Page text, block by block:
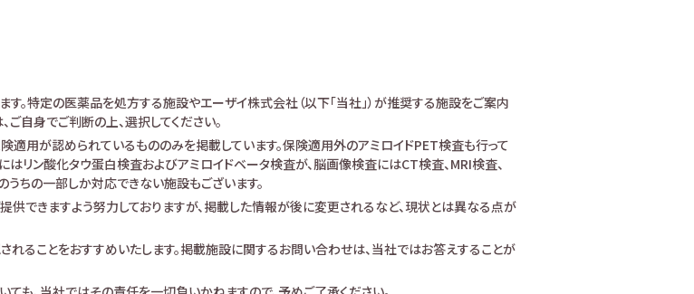
す。特定の医薬品を処方する施設やエーザイ株式会社（以下「当社」）が推奨する施設をご案内
自身でご判断の上、選択してください。
用が認められているもののみを掲載しています。保険適用外のアミロイドPET検査も行って
はリン酸化タウ蛋白検査およびアミロイドベータ検査が、脳画像検査にはCT検査、MRI検査、
ちの一部しか対応できない施設もございます。
できますよう努力しておりますが、掲載した情報が後に変更されるなど、現状とは異なる点が
ることをおすすめいたします。掲載施設に関するお問い合わせは、当社ではお答えすることが